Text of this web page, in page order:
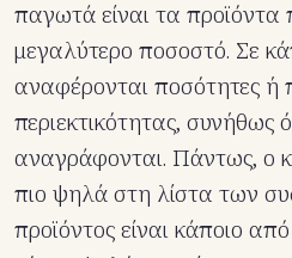
παγωτά είναι τα προϊόντα
μεγαλύτερο ποσοστό. Σε
αναφέρονται ποσότητες ή
περιεκτικότητας, συνήθως
αναγράφονται. Πάντως, ο
πιο ψηλά στη λίστα των
προϊόντος είναι κάποιο